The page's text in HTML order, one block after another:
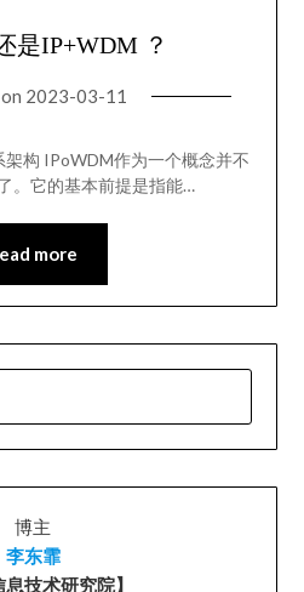
是IP+WDM ？
2023-03-11
构 IPoWDM作为一个概念并不
。它的基本前提是指能…
more
博主
李东霏
技术研究院】